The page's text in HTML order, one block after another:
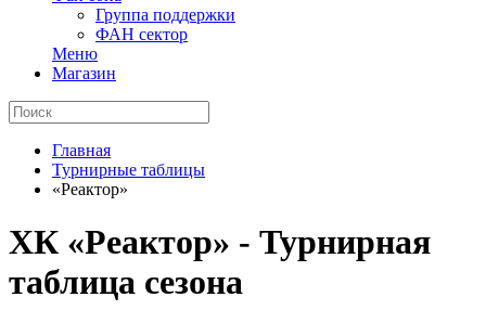
Группа поддержки
ФАН сектор
Меню
Магазин
Главная
Турнирные таблицы
«Реактор»
ХК «Реактор» - Турнирная
таблица сезона